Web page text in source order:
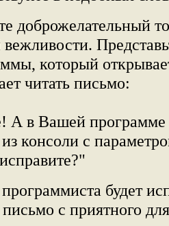
доброжелательный
который
читать письмо:
А в Вашей
из консоли с
будет
с приятного